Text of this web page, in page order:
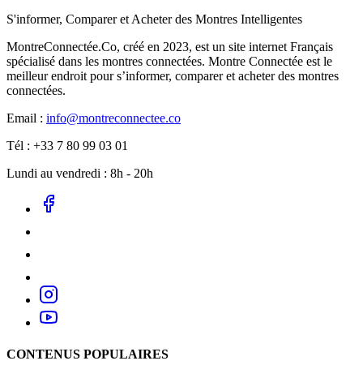
S'informer, Comparer et Acheter des Montres Intelligentes
MontreConnectée.Co, créé en 2023, est un site internet Français
spécialisé dans les montres connectées. Montre Connectée est le
meilleur endroit pour s’informer, comparer et acheter des montres
connectées.
Email : info@montreconnectee.co
Tél : +33 7 80 99 03 01
Lundi au vendredi : 8h - 20h
CONTENUS POPULAIRES